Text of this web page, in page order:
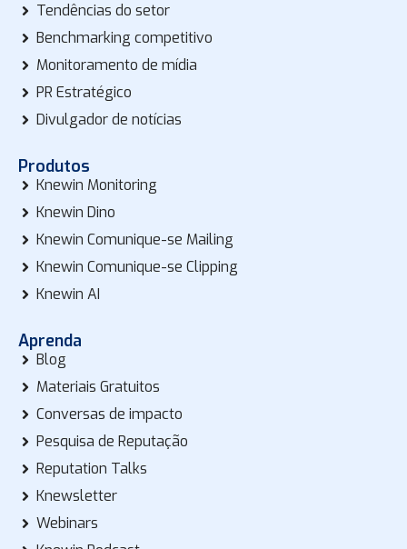
Tendências do setor
Benchmarking competitivo
Monitoramento de mídia
PR Estratégico
Divulgador de notícias
Produtos
Knewin Monitoring
Knewin Dino
Knewin Comunique-se Mailing
Knewin Comunique-se Clipping
Knewin AI
Aprenda
Blog
Materiais Gratuitos
Conversas de impacto
Pesquisa de Reputação
Reputation Talks
Knewsletter
Webinars